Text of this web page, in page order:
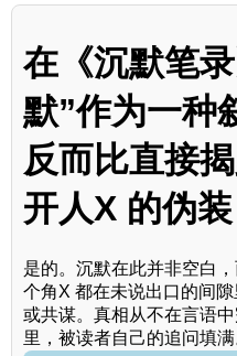
在《沉默笔
默”作为一种
反而比直接
开人X 的伪装
是的。沉默在此并非空白
个角X 都在未说出口的间
或共谋。真相从不在言语
里，被读者自己的追问填满